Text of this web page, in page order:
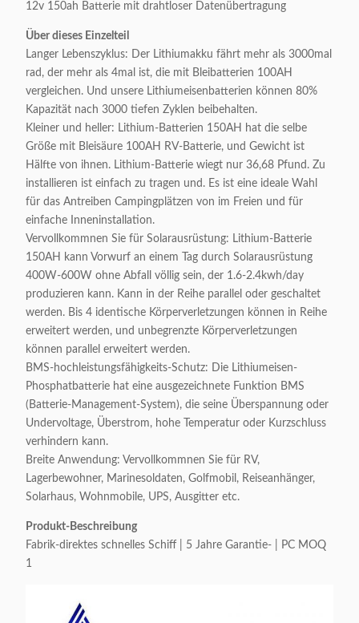
12v 150ah Batterie mit drahtloser Datenübertragung
Über dieses Einzelteil
Langer Lebenszyklus: Der Lithiumakku fährt mehr als 3000mal
rad, der mehr als 4mal ist, die mit Bleibatterien 100AH
vergleichen. Und unsere Lithiumeisenbatterien können 80%
Kapazität nach 3000 tiefen Zyklen beibehalten.
Kleiner und heller: Lithium-Batterien 150AH hat die selbe
Größe mit Bleisäure 100AH RV-Batterie, und Gewicht ist
Hälfte von ihnen. Lithium-Batterie wiegt nur 36,68 Pfund. Zu
installieren ist einfach zu tragen und. Es ist eine ideale Wahl
für das Antreiben Campingplätzen von im Freien und für
einfache Inneninstallation.
Vervollkommnen Sie für Solarausrüstung: Lithium-Batterie
150AH kann Vorwurf an einem Tag durch Solarausrüstung
400W-600W ohne Abfall völlig sein, der 1.6-2.4kwh/day
produzieren kann. Kann in der Reihe parallel oder geschaltet
werden. Bis 4 identische Körperverletzungen können in Reihe
erweitert werden, und unbegrenzte Körperverletzungen
können parallel erweitert werden.
BMS-hochleistungsfähigkeits-Schutz: Die Lithiumeisen-
Phosphatbatterie hat eine ausgezeichnete Funktion BMS
(Batterie-Management-System), die seine Überspannung oder
Undervoltage, Überstrom, hohe Temperatur oder Kurzschluss
verhindern kann.
Breite Anwendung: Vervollkommnen Sie für RV,
Lagerbewohner, Marinesoldaten, Golfmobil, Reiseanhänger,
Solarhaus, Wohnmobile, UPS, Ausgitter etc.
Produkt-Beschreibung
Fabrik-direktes schnelles Schiff | 5 Jahre Garantie- | PC MOQ
1